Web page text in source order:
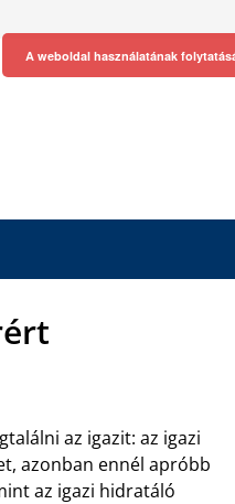
az igazit: az igazi
azonban ennél apróbb
az igazi hidratáló
A weboldal használatának